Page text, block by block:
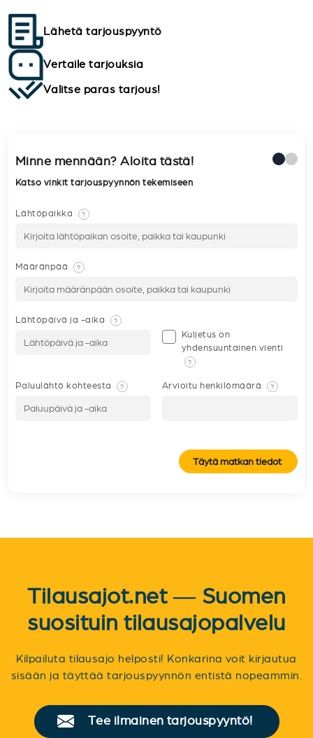
Lähetä tarjouspyyntö
Vertaile tarjouksia
Valitse paras tarjous!
Minne mennään? Aloita tästä!
Katso vinkit tarjouspyynnön tekemiseen
Lähtöpaikka ?
Määränpää ?
Lähtöpäivä ja -aika ?
Kuljetus on
yhdensuuntainen vienti
?
Paluulähtö kohteesta ? Arvioitu henkilömäärä ?
Täytä matkan tiedot
Tilausajot.net — Suomen
suosituin tilausajopalvelu
Kilpailuta tilausajo helposti! Konkarina voit kirjautua
sisään ja täyttää tarjouspyynnön entistä nopeammin.
Tee ilmainen tarjouspyyntö!